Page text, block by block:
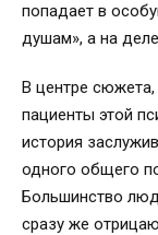
попадает в
душам», а на
В центре сюжета,
пациенты этой
история
одного общего
Большинство
сразу же